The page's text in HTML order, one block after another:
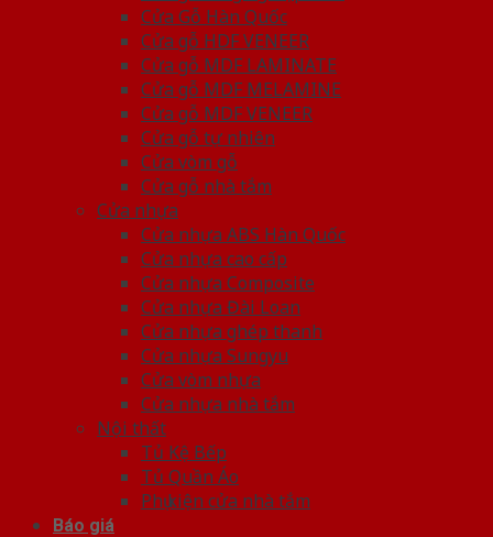
Cửa Gỗ Hàn Quốc
Cửa gỗ HDF VENEER
Cửa gỗ MDF LAMINATE
Cửa gỗ MDF MELAMINE
Cửa gỗ MDF VENEER
Cửa gỗ tự nhiên
Cửa vòm gỗ
Cửa gỗ nhà tắm
Cửa nhựa
Cửa nhựa ABS Hàn Quốc
Cửa nhựa cao cấp
Cửa nhựa Composite
Cửa nhựa Đài Loan
Cửa nhựa ghép thanh
Cửa nhựa Sungyu
Cửa vòm nhựa
Cửa nhựa nhà tắm
Nội thất
Tủ Kệ Bếp
Tủ Quần Áo
Phụ kiện cửa nhà tắm
Báo giá